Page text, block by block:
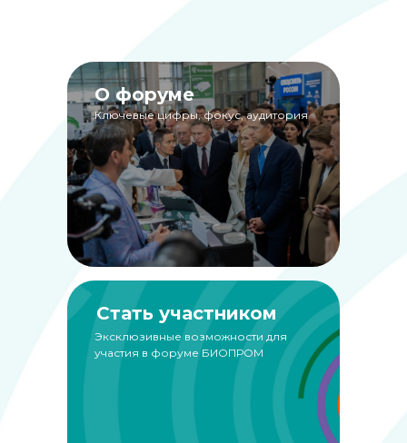
Эксклюзивные возможности для
участия в форуме БИОПРОМ
Стать участником
О форуме
Ключевые цифры, фокус, аудитория